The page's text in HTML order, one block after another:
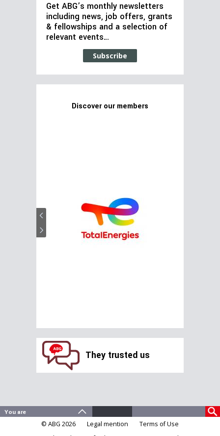
Get ABG’s monthly newsletters
including news, job offers, grants
& fellowships and a selection of
relevant events…
Subscribe
Discover our members
They trusted us
© ABG 2026 Legal mention
Terms of Use